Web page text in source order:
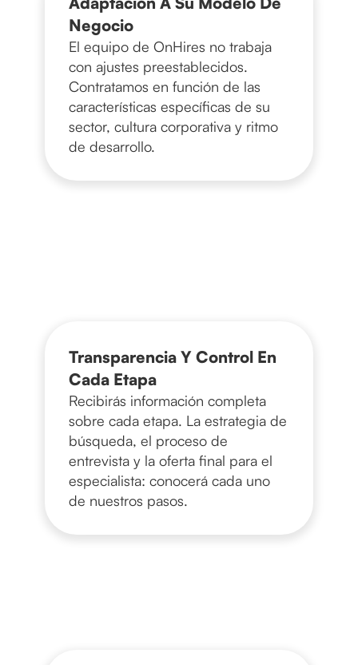
Negocio
El equipo de OnHires no trabaja
con ajustes preestablecidos.
Contratamos en función de las
características específicas de su
sector, cultura corporativa y ritmo
de desarrollo.
Transparencia Y Control En
Cada Etapa
Recibirás información completa
sobre cada etapa. La estrategia de
búsqueda, el proceso de
entrevista y la oferta final para el
especialista: conocerá cada uno
de nuestros pasos.